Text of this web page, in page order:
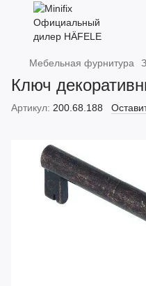
Мебельная фурнитура
Ключ
Артикул: 200.68.188